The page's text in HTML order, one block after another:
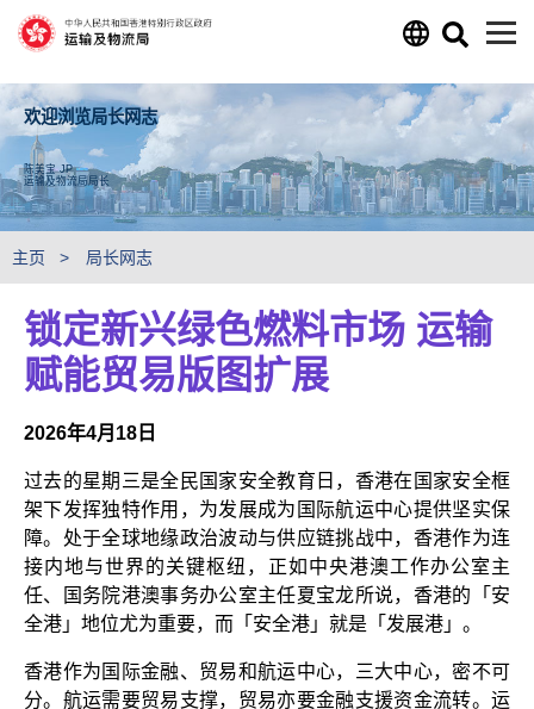
欢迎浏览局长网志
陈美宝 JP
运输及物流局局长
主页 局长网志
锁定新兴绿色燃料市场 运输
赋能贸易版图扩展
2026年4月18日
过去的星期三是全民国家安全教育日，香港在国家安全框
架下发挥独特作用，为发展成为国际航运中心提供坚实保
障。处于全球地缘政治波动与供应链挑战中，香港作为连
接内地与世界的关键枢纽，正如中央港澳工作办公室主
任、国务院港澳事务办公室主任夏宝龙所说，香港的「安
全港」地位尤为重要，而「安全港」就是「发展港」。
香港作为国际金融、贸易和航运中心，三大中心，密不可
分。航运需要贸易支撑，贸易亦要金融支援资金流转。运